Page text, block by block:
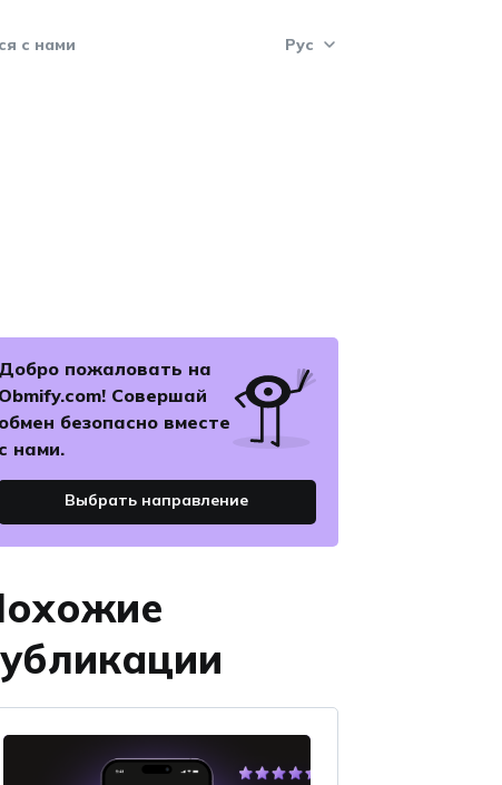
с нами Рус
Esp
Добро пожаловать на
Obmify.com! Совершай
обмен безопасно вместе
с нами.
Выбрать направление